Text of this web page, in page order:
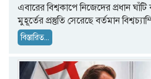
এবারের বিশ্বকাপে নিজেদের প্রধান
মুহূর্তের প্রস্তুতি সেরেছে বর্তমান
বিস্তারিত...